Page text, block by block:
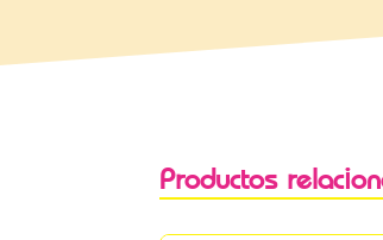
Productos